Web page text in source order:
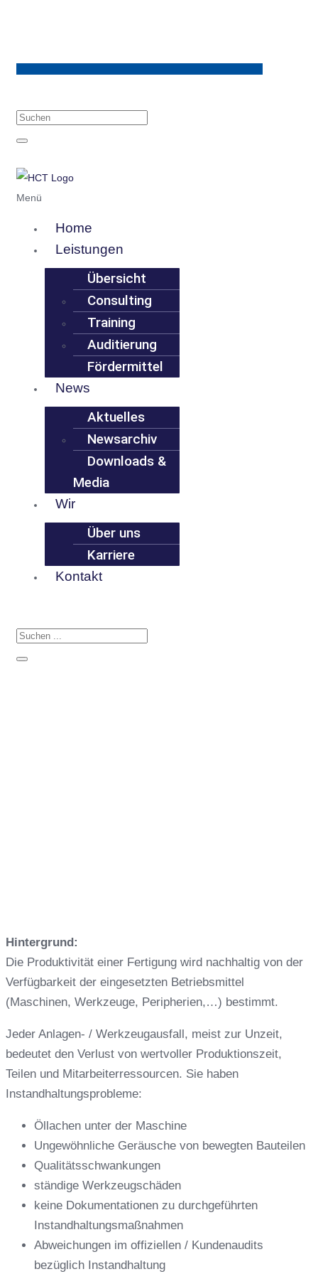
Menü
Home
Leistungen
Übersicht
Consulting
Training
Auditierung
Fördermittel
News
Aktuelles
Newsarchiv
Downloads &
Media
Wir
Über uns
Karriere
Kontakt
Hintergrund:
Die Produktivität einer Fertigung wird nachhaltig von der
Verfügbarkeit der eingesetzten Betriebsmittel
(Maschinen, Werkzeuge, Peripherien,…) bestimmt.
Jeder Anlagen- / Werkzeugausfall, meist zur Unzeit,
bedeutet den Verlust von wertvoller Produktionszeit,
Teilen und Mitarbeiterressourcen. Sie haben
Instandhaltungsprobleme:
Öllachen unter der Maschine
Ungewöhnliche Geräusche von bewegten Bauteilen
Qualitätsschwankungen
ständige Werkzeugschäden
keine Dokumentationen zu durchgeführten
Instandhaltungsmaßnahmen
Abweichungen im offiziellen / Kundenaudits
bezüglich Instandhaltung